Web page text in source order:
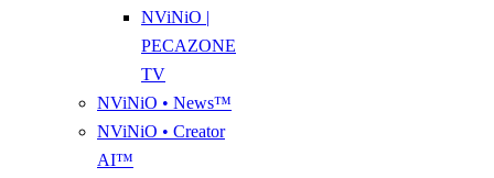
NViNiO |
PECAZONE
TV
NViNiO • News™
NViNiO • Creator
AI™